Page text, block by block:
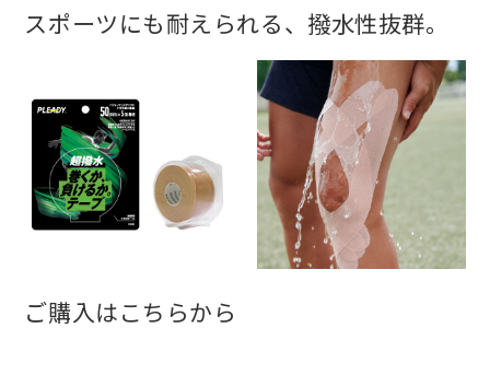
スポーツにも耐えられる、撥水性抜群。
ご購入はこちらから